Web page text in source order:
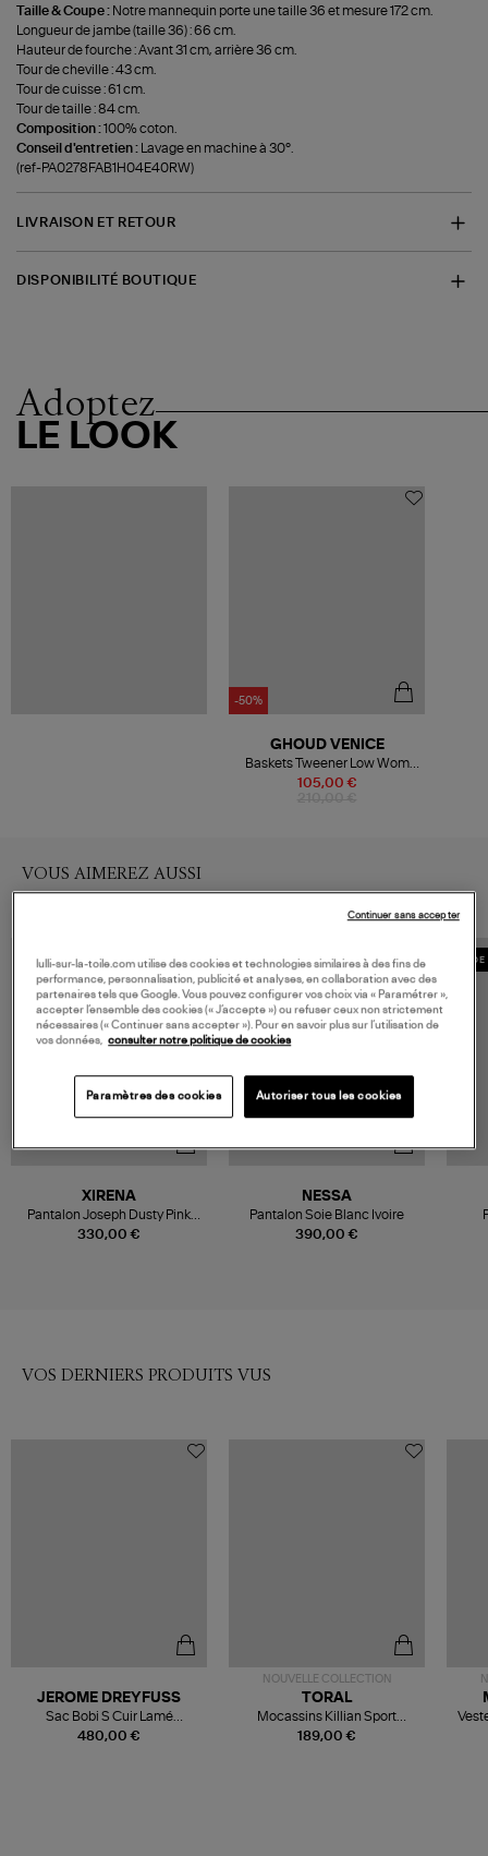
Taille & Coupe : Notre mannequin porte une taille 36 et mesure 172 cm.
Longueur de jambe (taille 36) : 66 cm.
Hauteur de fourche : Avant 31 cm, arrière 36 cm.
Tour de cheville : 43 cm.
Tour de cuisse : 61 cm.
Tour de taille : 84 cm.
Composition :100% coton.
Conseil d'entretien :
Lavage en machine à 30°.
(ref-PA0278FAB1H04E40RW)
LIVRAISON ET RETOUR
DISPONIBILITÉ BOUTIQUE
Adoptez
LE LOOK
-50%
105,00 €
GHOUD VENICE
Baskets Tweener Low Wom
Leather Glitter Cream Plat
VOUS AIMEREZ AUSSI
330,00 €
XIRENA
Pantalon Joseph Dusty Pink
Stripe
MADE IN EUROPE
390,00 €
NESSA
Pantalon Soie Blanc Ivoire
VOS DERNIERS PRODUITS VUS
480,00 €
JEROME DREYFUSS
Sac Bobi S Cuir Lamé
Champagne
NOUVELLE COLLECTION
189,00 €
TORAL
Mocassins Killian Sport
Mousse
lulli-sur-la-toile.com utilise des cookies et technologies similaires à des fins de
performance, personnalisation, publicité et analyses, en collaboration avec des
partenaires tels que Google. Vous pouvez configurer vos choix via « Paramétrer »,
accepter l’ensemble des cookies (« J’accepte ») ou refuser ceux non strictement
nécessaires (« Continuer sans accepter »). Pour en savoir plus sur l’utilisation de
vos données, consulter notre politique de cookies
Paramètres des cookies Autoriser tous les cookies
Continuer sans accepter